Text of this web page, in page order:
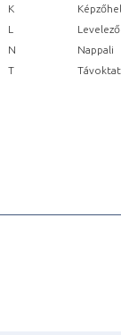
K
L
Levelező
N
Nappali
T